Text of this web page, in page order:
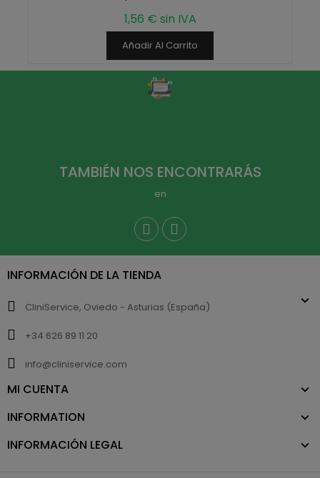
1,56 € sin IVA
Añadir Al Carrito
TAMBIÉN NOS ENCONTRARÁS
en
INFORMACIÓN DE LA TIENDA
CliniService, Oviedo - Asturias (España)
+34 626 89 11 20
info@cliniservice.com
MI CUENTA
INFORMATION
INFORMACIÓN LEGAL